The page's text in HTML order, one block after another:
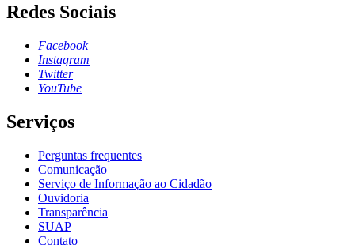
Redes Sociais
Facebook
Instagram
Twitter
YouTube
Serviços
Perguntas frequentes
Comunicação
Serviço de Informação ao Cidadão
Ouvidoria
Transparência
SUAP
Contato